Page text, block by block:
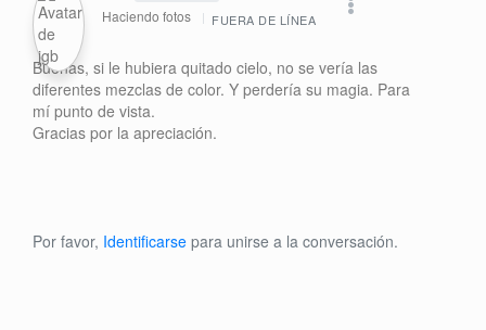
Haciendo fotos FUERA DE LÍNEA
Buenas, si le hubiera quitado cielo, no se vería las
diferentes mezclas de color. Y perdería su magia. Para
mí punto de vista.
Gracias por la apreciación.
Por favor, Identificarse para unirse a la conversación.